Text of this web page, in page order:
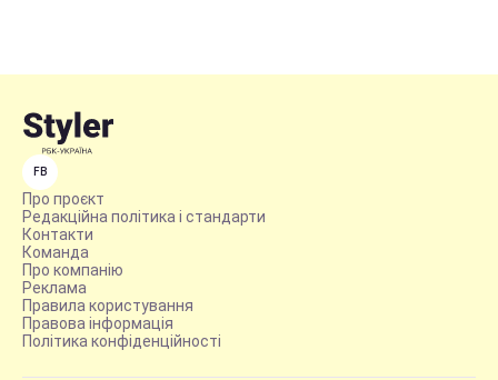
FB
Про проєкт
Редакційна політика і стандарти
Контакти
Команда
Про компанію
Реклама
Правила користування
Правова інформація
Політика конфіденційності